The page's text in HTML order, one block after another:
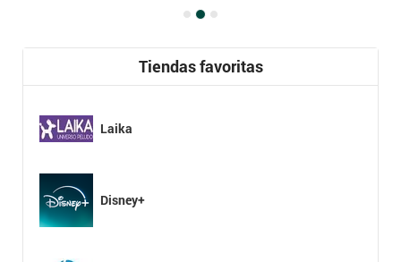
Tiendas favoritas
Laika
Disney+